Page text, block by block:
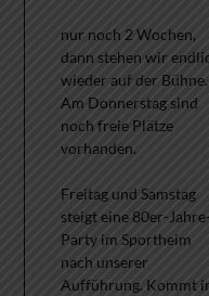
nur noch 2 Wochen,
dann stehen wir
wieder auf der Bühne.
Am Donnerstag sind
noch freie Plätze
vorhanden.
Freitag und Samstag
steigt eine 80er-Jahre-
Party im Sportheim
nach unserer
Aufführung. Kommt